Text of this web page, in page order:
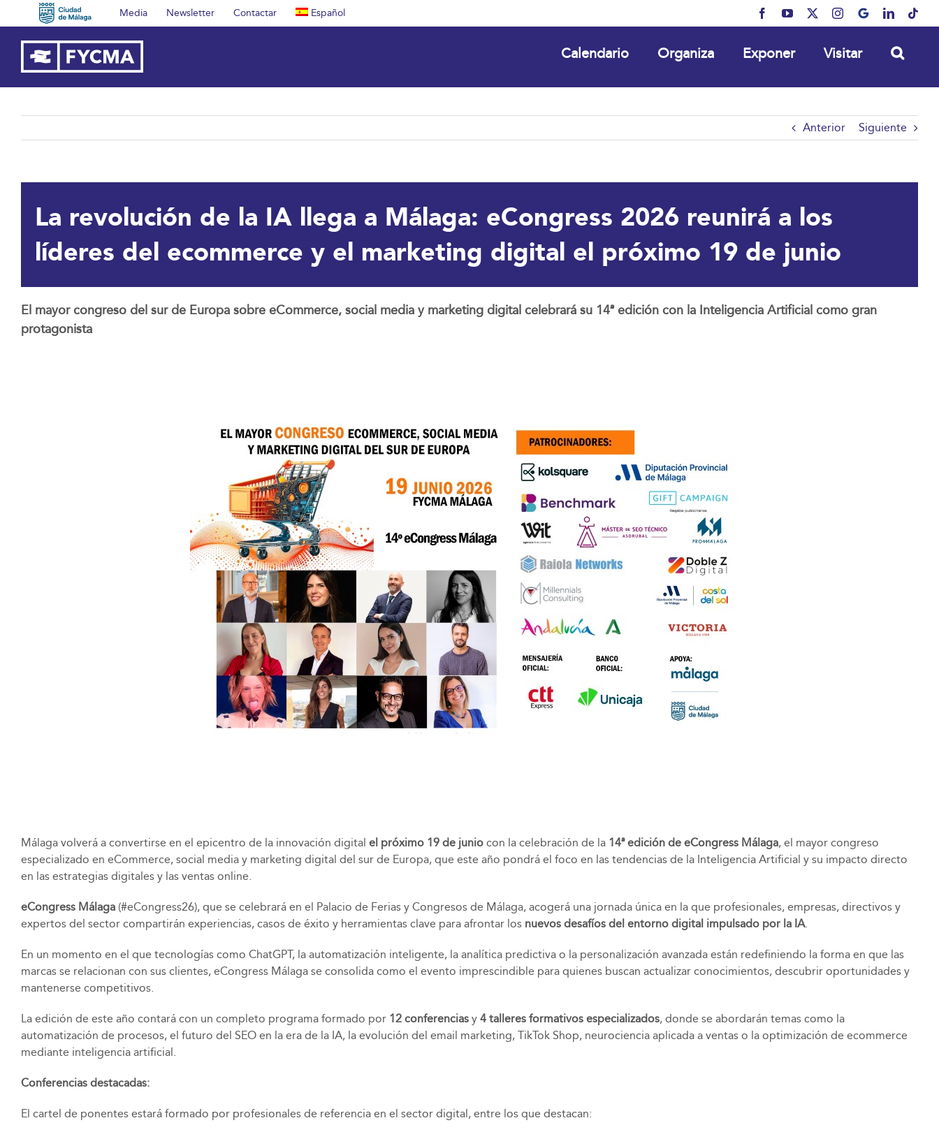
al
contenido
Media Newsletter Contactar Español FacebookYouTube Instagram
MyBusinessLinkedIn
Calendario Organiza Exponer Visitar
Anterior Siguiente
La revolución de la IA llega a Málaga: eCongress 2026 reunirá a los
líderes del ecommerce y el marketing digital el próximo 19 de junio
El mayor congreso del sur de Europa sobre eCommerce, social media y marketing digital celebrará su 14ª edición con la Inteligencia Artificial como gran
protagonista
Málaga volverá a convertirse en el epicentro de la innovación digital el próximo 19 de junio con la celebración de la 14ª edición de eCongress Málaga, el mayor congreso
especializado en eCommerce, social media y marketing digital del sur de Europa, que este año pondrá el foco en las tendencias de la Inteligencia Artificial y su impacto directo
en las estrategias digitales y las ventas online.
eCongress Málaga (#eCongress26), que se celebrará en el Palacio de Ferias y Congresos de Málaga, acogerá una jornada única en la que profesionales, empresas, directivos y
expertos del sector compartirán experiencias, casos de éxito y herramientas clave para afrontar los nuevos desafíos del entorno digital impulsado por la IA.
En un momento en el que tecnologías como ChatGPT, la automatización inteligente, la analítica predictiva o la personalización avanzada están redefiniendo la forma en que las
marcas se relacionan con sus clientes, eCongress Málaga se consolida como el evento imprescindible para quienes buscan actualizar conocimientos, descubrir oportunidades y
mantenerse competitivos.
La edición de este año contará con un completo programa formado por 12 conferencias y 4 talleres formativos especializados, donde se abordarán temas como la
automatización de procesos, el futuro del SEO en la era de la IA, la evolución del email marketing, TikTok Shop, neurociencia aplicada a ventas o la optimización de ecommerce
mediante inteligencia artificial.
Conferencias destacadas:
El cartel de ponentes estará formado por profesionales de referencia en el sector digital, entre los que destacan: